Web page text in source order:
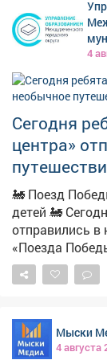
КемГУ
сахарным
продукта –
ягодные
привычно
Полезен будет
спортсменам
4
Сегодня
центра»
🚂 Поезд
детей 🚂 Сегодня ребята «Детско-юношеского центра»
отправились в
«Поезда
настоящая
суровые и
приглушённый
военного
реалистичные
Мыски
4 августа